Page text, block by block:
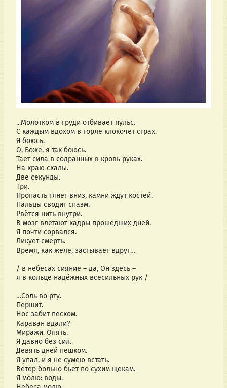
...Молотком в груди отбивает пульс.
С каждым вдохом в горле клокочет страх.
Я боюсь.
О, Боже, я так боюсь.
Тает сила в содранных в кровь руках.
На краю скалы.
Две секунды.
Три.
Пропасть тянет вниз, камни ждут костей.
Пальцы сводит спазм.
Рвётся нить внутри.
В мозг влетают кадры прошедших дней.
Я почти сорвался.
Ликует смерть.
Время, как желе, застывает вдруг…
/ в небесах сияние – да, Он здесь –
я в кольце надёжных всесильных рук /
…Соль во рту.
Першит.
Нос забит песком.
Караван вдали?
Миражи. Опять.
Я давно без сил.
Девять дней пешком.
Я упал, и я не сумею встать.
Ветер больно бьёт по сухим щекам.
Я молю: воды.